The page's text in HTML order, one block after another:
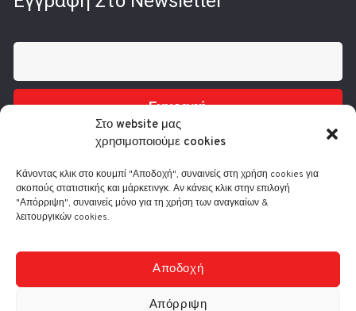
Στο website μας
χρησιμοποιούμε cookies
Κάνοντας κλικ στο κουμπί "Αποδοχή", συναινείς στη χρήση cookies για
σκοπούς στατιστικής και μάρκετινγκ. Αν κάνεις κλικ στην επιλογή
"Απόρριψη", συναινείς μόνο για τη χρήση των αναγκαίων &
λειτουργικών cookies.
Αποδοχή
Απόρριψη
Εγγραφή
Τηλ.: 210 3416200
Δευ - Παρ: 9:30 - 18:00